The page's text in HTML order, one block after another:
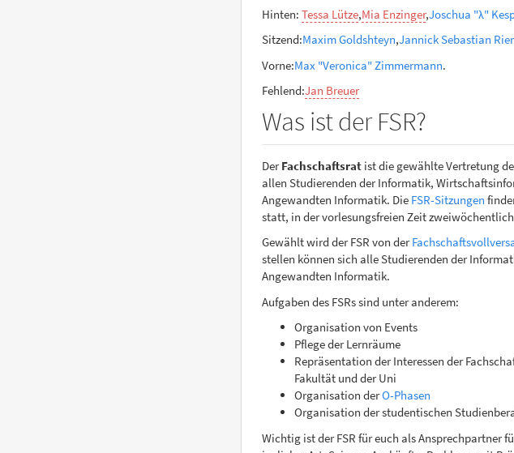
Hinten: Tessa Lütze,Mia Enzinger,Joschua "λ"
Sitzend:Maxim Goldshteyn,Jannick Sebastian
Vorne:Max "Veronica" Zimmermann.
Fehlend:Jan Breuer
Was ist der FSR?
DerFachschaftsrat ist die gewählte Vertretung
allen Studierenden der Informatik,
Angewandten Informatik. Die FSR-Sitzungen
statt, in der vorlesungsfreien Zeit
Gewählt wird der FSR von der
stellen können sich alle Studierenden der
Angewandten Informatik.
Aufgaben des FSRs sind unter anderem:
Organisation von Events
Pflege der Lernräume
Repräsentation der Interessen der
Fakultät und der Uni
Organisation derO-Phasen
Organisation der studentischen
Wichtig ist der FSR für euch als Ansprechpartner